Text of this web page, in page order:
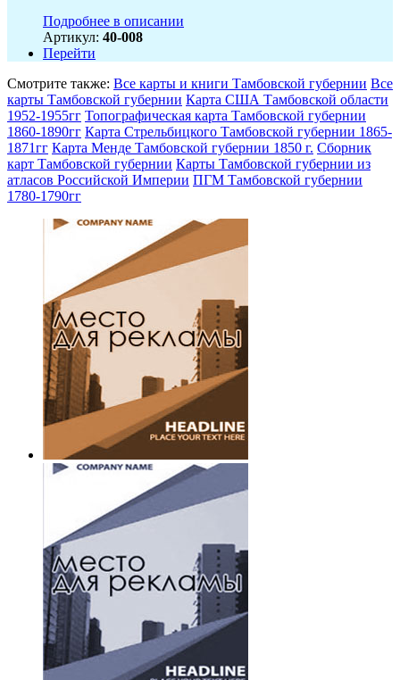
Подробнее в описании
Артикул: 40-008
Перейти
Смотрите также: Все карты и книги Тамбовской губернии Все
карты Тамбовской губернии Карта США Тамбовской области
1952-1955гг Топографическая карта Тамбовской губернии
1860-1890гг Карта Стрельбицкого Тамбовской губернии 1865-
1871гг Карта Менде Тамбовской губернии 1850 г. Сборник
карт Тамбовской губернии Карты Тамбовской губернии из
атласов Российской Империи ПГМ Тамбовской губернии
1780-1790гг